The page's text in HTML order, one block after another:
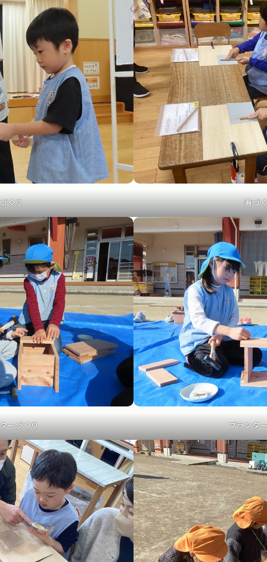
くり 箸づ
ーづくり プランタ